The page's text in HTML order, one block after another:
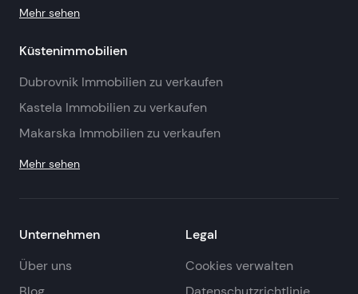
Mehr sehen
Küstenimmobilien
Dubrovnik Immobilien zu verkaufen
Kastela Immobilien zu verkaufen
Makarska Immobilien zu verkaufen
Mehr sehen
Unternehmen
Über uns
Legal
Cookies verwalten